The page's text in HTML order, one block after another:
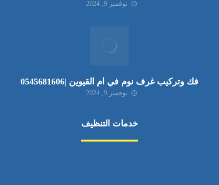
نوفمبر 9, 2024
فك وتركيب غرف نوم في ام القيوين |0545681606
نوفمبر 9, 2024
خدمات التنظيف